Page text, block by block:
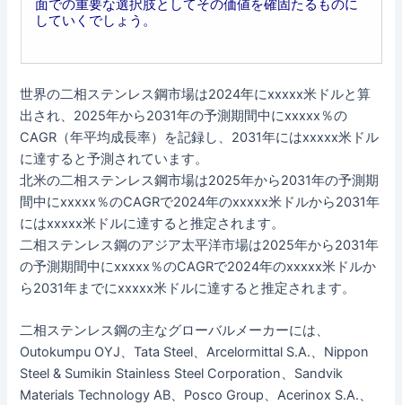
面での重要な選択肢としてその価値を確固たるものに
していくでしょう。
世界の二相ステンレス鋼市場は2024年にxxxxx米ドルと算
出され、2025年から2031年の予測期間中にxxxxx％の
CAGR（年平均成長率）を記録し、2031年にはxxxxx米ドル
に達すると予測されています。
北米の二相ステンレス鋼市場は2025年から2031年の予測期
間中にxxxxx％のCAGRで2024年のxxxxx米ドルから2031年
にはxxxxx米ドルに達すると推定されます。
二相ステンレス鋼のアジア太平洋市場は2025年から2031年
の予測期間中にxxxxx％のCAGRで2024年のxxxxx米ドルか
ら2031年までにxxxxx米ドルに達すると推定されます。
二相ステンレス鋼の主なグローバルメーカーには、
Outokumpu OYJ、Tata Steel、Arcelormittal S.A.、Nippon
Steel & Sumikin Stainless Steel Corporation、Sandvik
Materials Technology AB、Posco Group、Acerinox S.A.、